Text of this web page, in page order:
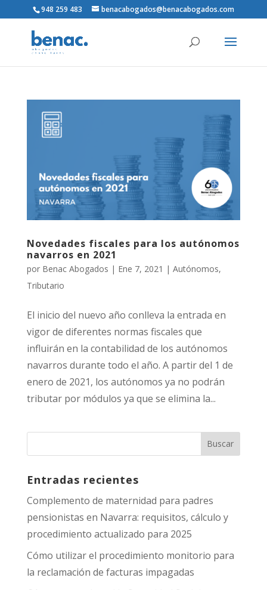
948 259 483 benacabogados@benacabogados.com
Novedades fiscales para los autónomos
navarros en 2021
por Benac Abogados | Ene 7, 2021 | Autónomos,
Tributario
El inicio del nuevo año conlleva la entrada en
vigor de diferentes normas fiscales que
influirán en la contabilidad de los autónomos
navarros durante todo el año. A partir del 1 de
enero de 2021, los autónomos ya no podrán
tributar por módulos ya que se elimina la...
Entradas recientes
Complemento de maternidad para padres
pensionistas en Navarra: requisitos, cálculo y
procedimiento actualizado para 2025
Cómo utilizar el procedimiento monitorio para
la reclamación de facturas impagadas